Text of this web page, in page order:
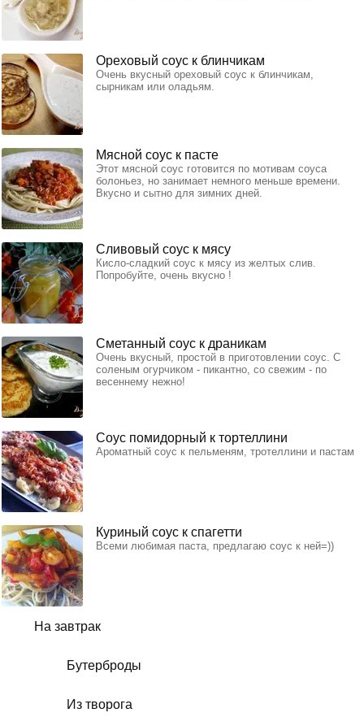
На завтрак
Бутерброды
Из творога
Ореховый соус к блинчикам
Очень вкусный ореховый соус к блинчикам,
сырникам или оладьям.
Мясной соус к пасте
Этот мясной соус готовится по мотивам соуса
болоньез, но занимает немного меньше времени.
Вкусно и сытно для зимних дней.
Сливовый соус к мясу
Кисло-сладкий соус к мясу из желтых слив.
Попробуйте, очень вкусно !
Сметанный соус к драникам
Очень вкусный, простой в приготовлении соус. С
соленым огурчиком - пикантно, со свежим - по
весеннему нежно!
Соус помидорный к тортеллини
Ароматный соус к пельменям, тротеллини и пастам
Куриный соус к спагетти
Всеми любимая паста, предлагаю соус к ней=))